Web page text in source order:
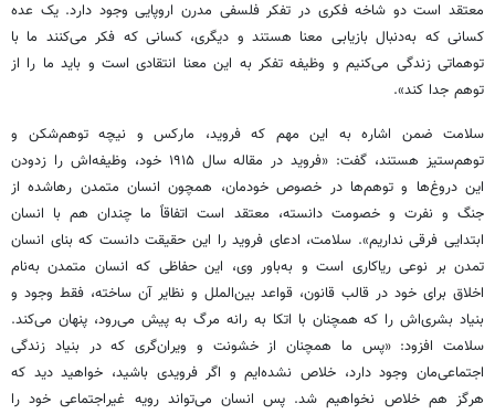
معتقد است دو شاخه فکری در تفکر فلسفی مدرن اروپایی وجود دارد. یک عده
کسانی که به‌دنبال بازیابی معنا هستند و دیگری، کسانی که فکر می‌کنند ما با
توهماتی زندگی می‌کنیم و وظیفه تفکر به این معنا انتقادی است و باید ما را از
توهم جدا کند».
سلامت ضمن اشاره به این مهم که فروید، مارکس و نیچه توهم‌شکن و
توهم‌ستیز هستند، گفت: «فروید در مقاله سال ۱۹۱۵ خود، وظیفه‌اش را زدودن
این دروغ‌ها و توهم‌‎ها در خصوص خودمان، همچون انسان متمدن رهاشده از
جنگ و نفرت و خصومت دانسته، معتقد است اتفاقاً ما چندان هم با انسان
ابتدایی فرقی نداریم». سلامت، ادعای فروید را این حقیقت دانست که بنای انسان
تمدن بر نوعی ریاکاری است و به‌باور وی، این حفاظی که انسان متمدن به‌نام
اخلاق برای خود در قالب قانون، قواعد بین‌الملل و نظایر آن ساخته، فقط وجود و
بنیاد بشری‌اش را که همچنان با اتکا به رانه مرگ به پیش می‌رود، پنهان می‌کند.
سلامت افزود: «پس ما همچنان از خشونت و ویران‌گری که در بنیاد زندگی
اجتماعی‌مان وجود دارد، خلاص نشده‌ایم و اگر فرویدی باشید، خواهید دید که
هرگز هم خلاص نخواهیم شد. پس انسان می‌تواند رویه غیراجتماعی خود را